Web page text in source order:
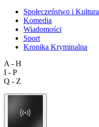
Społeczeństwo i Kultura
Komedia
Wiadomości
Sport
Kronika Kryminalna
A - H
I - P
Q - Z